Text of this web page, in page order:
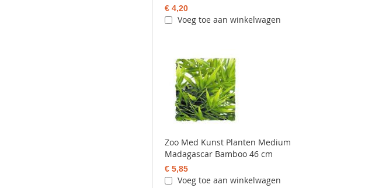
€ 4,20
Voeg toe aan winkelwagen
Zoo Med Kunst Planten Medium
Madagascar Bamboo 46 cm
€ 5,85
Voeg toe aan winkelwagen